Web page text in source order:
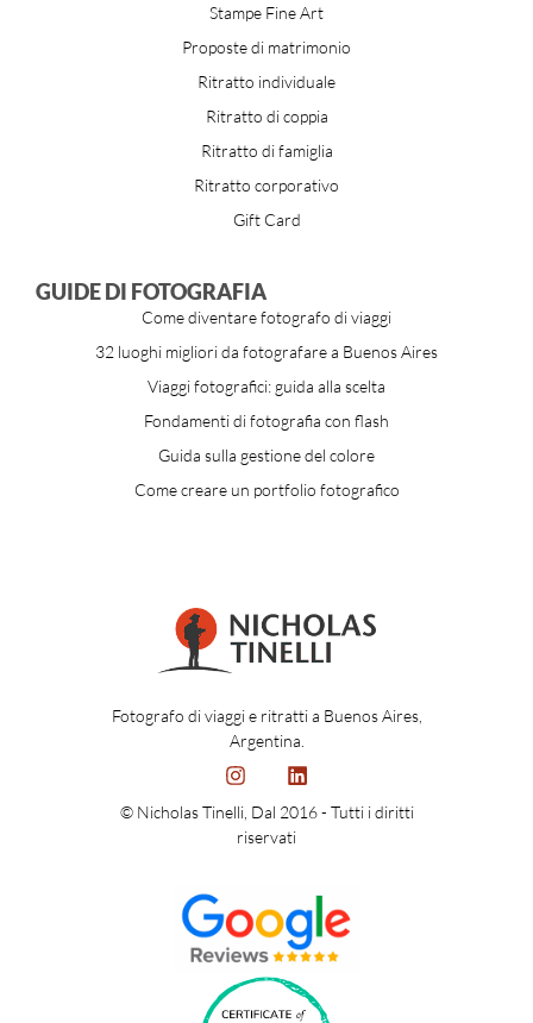
Fotografo di viaggi e ritratti a Buenos Aires,
Argentina.
© Nicholas Tinelli, Dal 2016 - Tutti i diritti
riservati
Stampe Fine Art
Proposte di matrimonio
Ritratto individuale
Ritratto di coppia
Ritratto di famiglia
Ritratto corporativo
Gift Card
GUIDE DI FOTOGRAFIA
Come diventare fotografo di viaggi
32 luoghi migliori da fotografare a Buenos Aires
Viaggi fotografici: guida alla scelta
Fondamenti di fotografia con flash
Guida sulla gestione del colore
Come creare un portfolio fotografico